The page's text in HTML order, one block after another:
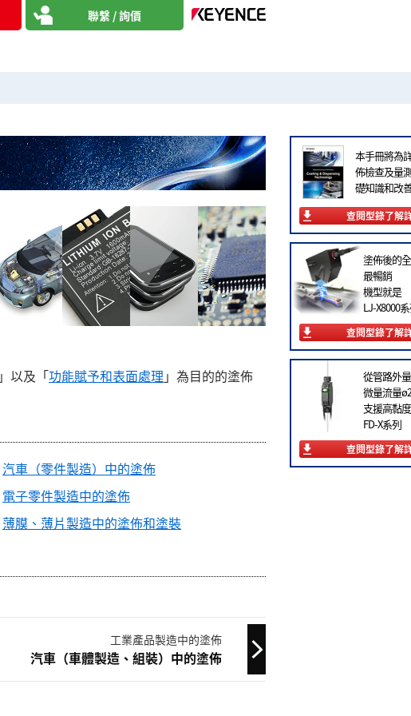
聯繫 / 詢價
」以及「功能賦予和表面處理 」為目的的塗佈
汽車（零件製造）中的塗佈
電子零件製造中的塗佈
薄膜、薄片製造中的塗佈和塗裝
工業產品製造中的塗佈
汽車（車體製造、組裝）中的塗佈
本手冊將為
佈檢查及量
礎知識和改
查閱型錄了解
塗佈後的
最暢銷
機型就是
LJ-X8000
查閱型錄了解
從管路外
微量流量
支援高黏
FD-X系列
查閱型錄了解